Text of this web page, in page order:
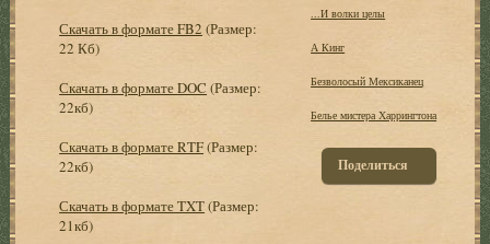
Скачать в формате FB2 (Размер:
22 Кб)
Скачать в формате DOC (Размер:
22кб)
Скачать в формате RTF(Размер:
22кб)
Скачать в формате TXT(Размер:
21кб)
...И волки целы
А Кинг
Безволосый Мексиканец
Белье мистера Харрингтона
Поделиться